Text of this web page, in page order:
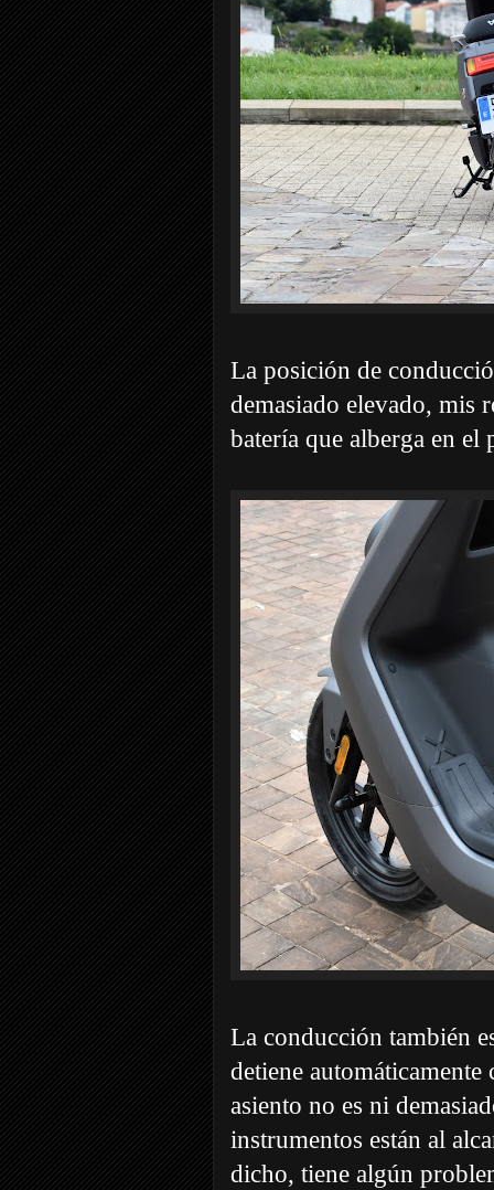
La posición de
demasiado elevado, mis
batería que alberga en el
La conducción también
detiene
asiento no es ni
instrumentos están al
dicho, tiene algún